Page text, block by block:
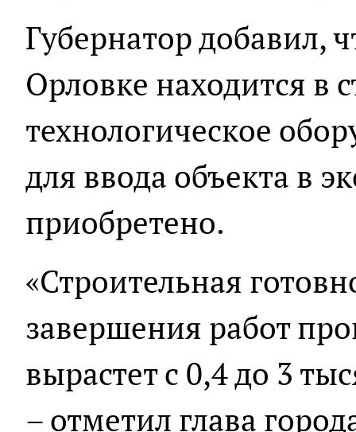
Губернатор добавил,
Орловке находится в
технологическое
для ввода объекта в
приобретено.
«Строительная
завершения работ
вырастет с 0,4 до 3
– отметил глава